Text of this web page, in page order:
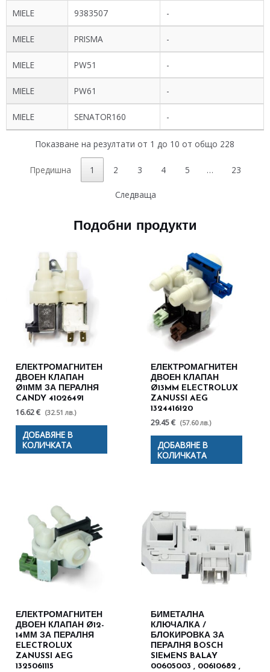
MIELE 9383507 -
MIELE PRISMA -
MIELE PW51 -
MIELE PW61 -
MIELE SENATOR160 -
Показване на резултати от 1 до 10 от общо 228
Предишна 1 2 3 4 5 … 23
Следваща
Подобни продукти
ЕЛЕКТРОМАГНИТЕН
ДВОЕН КЛАПАН
Ø11ММ ЗА ПЕРАЛНЯ
CANDY 41026491
16.62 € (32.51 лв.)
ДОБАВЯНЕ В
КОЛИЧКАТА
ЕЛЕКТРОМАГНИТЕН
ДВОЕН КЛАПАН
Ø13MM ELECTROLUX
ZANUSSI AEG
1324416120
29.45 € (57.60 лв.)
ДОБАВЯНЕ В
КОЛИЧКАТА
ЕЛЕКТРОМАГНИТЕН
ДВОЕН КЛАПАН Ø12-
14ММ ЗА ПЕРАЛНЯ
ELECTROLUX
ZANUSSI AEG
1325061115
БИМЕТАЛНА
КЛЮЧАЛКА /
БЛОКИРОВКА ЗА
ПЕРАЛНЯ BOSCH
SIEMENS BALAY
00605003 , 00610682 ,